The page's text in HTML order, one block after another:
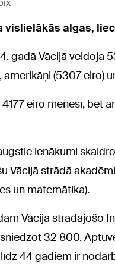
algas,
gadā Vācijā veidoja
(5307 eiro)
eiro mēnesī, bet
ienākumi
Vācijā strādā
un matemātika).
Vācijā strādājošo
32 800.
44 gadiem ir